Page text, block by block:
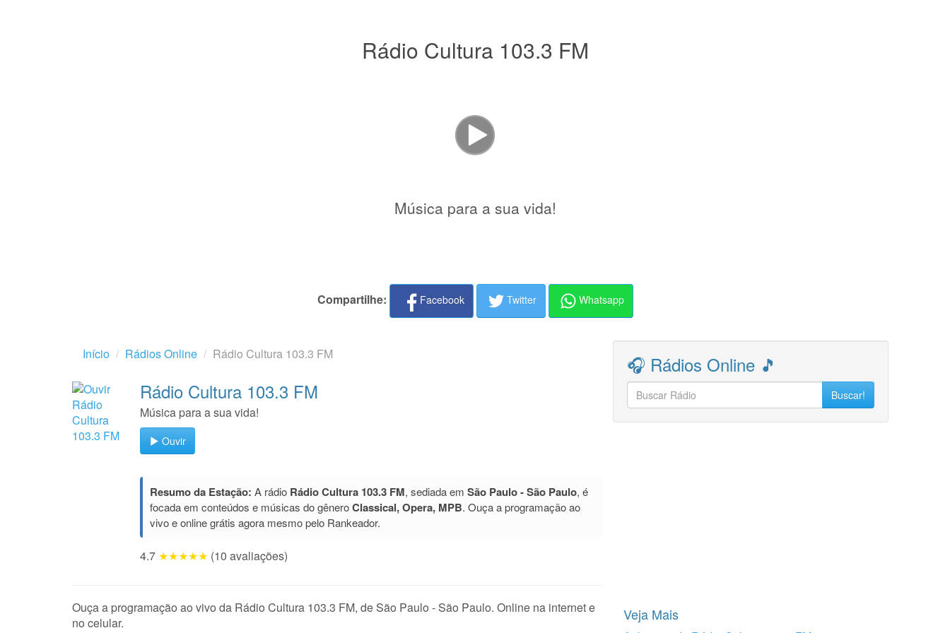
Rádio Cultura 103.3 FM
Música para a sua vida!
Compartilhe: Facebook Twitter Whatsapp
Início Rádios Online Rádio Cultura 103.3 FM
Rádio Cultura 103.3 FM
Música para a sua vida!
Ouvir
Resumo da Estação: A rádio Rádio Cultura 103.3 FM, sediada em São Paulo - São Paulo, é
focada em conteúdos e músicas do gêneroClassical, Opera, MPB. Ouça a programação ao
vivo e online grátis agora mesmo pelo Rankeador.
4.7 ★★★★★ (10 avaliações)
🎧 Rádios Online 🎵
Buscar!
Ouça a programação ao vivo da Rádio Cultura 103.3 FM, de São Paulo - São Paulo. Online na internet e
no celular.
Veja Mais